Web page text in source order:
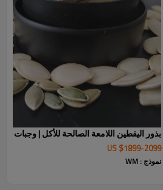
بذور اليقطين اللامعة الصالحة للأكل | وجبات
US $1899-2099
نموذج : WM